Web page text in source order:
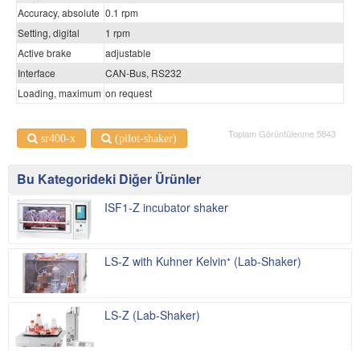
Accuracy, absolute 0.1 rpm
Setting, digital
1 rpm
Active brake
adjustable
Interface
CAN-Bus, RS232
Loading, maximum on request
Toplam Görüntülenme 5843
sr400-x (pilot-shaker)
Bu Kategorideki Diğer Ürünler
ISF1-Z incubator shaker
LS-Z with Kuhner Kelvin⁺ (Lab-Shaker)
LS-Z (Lab-Shaker)